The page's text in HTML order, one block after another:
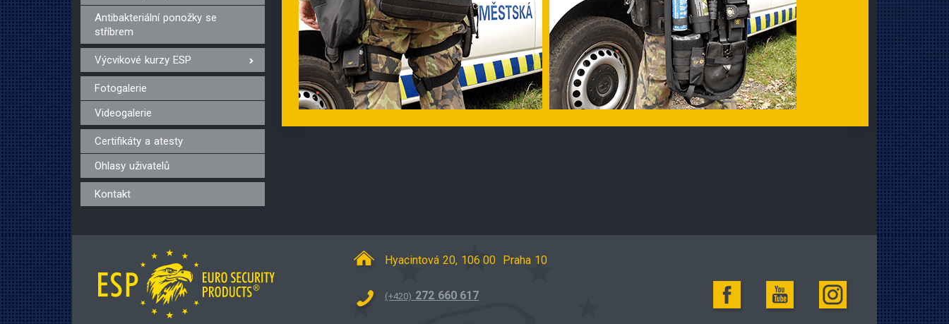
Antibakteriální ponožky se
stříbrem
Výcvikové kurzy ESP
Fotogalerie
Videogalerie
Certifikáty a atesty
Ohlasy uživatelů
Kontakt
Hyacintová 20, 106 00 Praha 10
(+420) 272 660 617